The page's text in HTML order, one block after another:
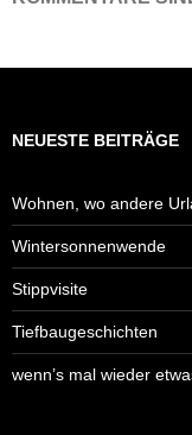
NEUESTE BEITRÄGE
Wohnen, wo andere
Wintersonnenwende
Stippvisite
Tiefbaugeschichten
wenn’s mal wieder